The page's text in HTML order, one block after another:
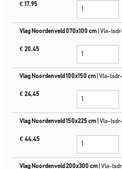
€ 17,95
Vlag Noordenveld 070x100 cm Vla-
€ 20,45
Vlag Noordenveld 100x150 cm Vla-
€ 24,45
Vlag Noordenveld 150x225 cm Vla-
€ 44,45
Vlag Noordenveld 200x300 cm Vla-